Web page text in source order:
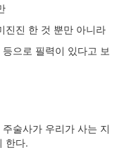
진진 한 것 뿐만 아니라
으로 필력이 있다고 보
술사가 우리가 사는 지
한다.